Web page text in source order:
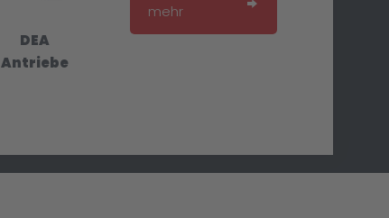
DEA
Antriebe
mehr